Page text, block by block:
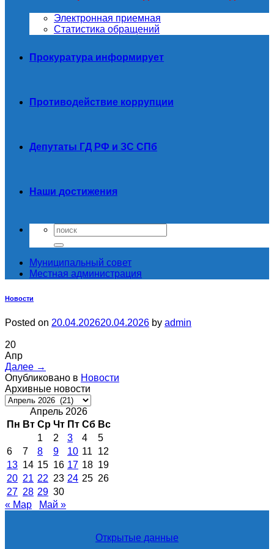
Электронная приемная
Статистика обращений
Прокуратура информирует
Противодействие коррупции
Депутаты ГД РФ и ЗС СПб
Наши достижения
Муниципальный совет
Местная администрация
Новости
Posted on 20.04.202620.04.2026 by admin
20
Апр
Далее →
Опубликовано в Новости
Архивные новости
Архивные
новостиАпрель 2026
Пн Вт Ср Чт Пт Сб Вс
1
2 3 4
5
6
7 8 9 10 11
12
13 14 15 16 17 18 19
20 21 22 23 24 25 26
27 28 29 30
« Мар
Май »
Открытые данные